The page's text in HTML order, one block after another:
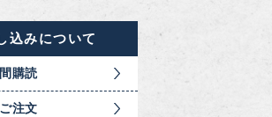
込みについて
購読
注文